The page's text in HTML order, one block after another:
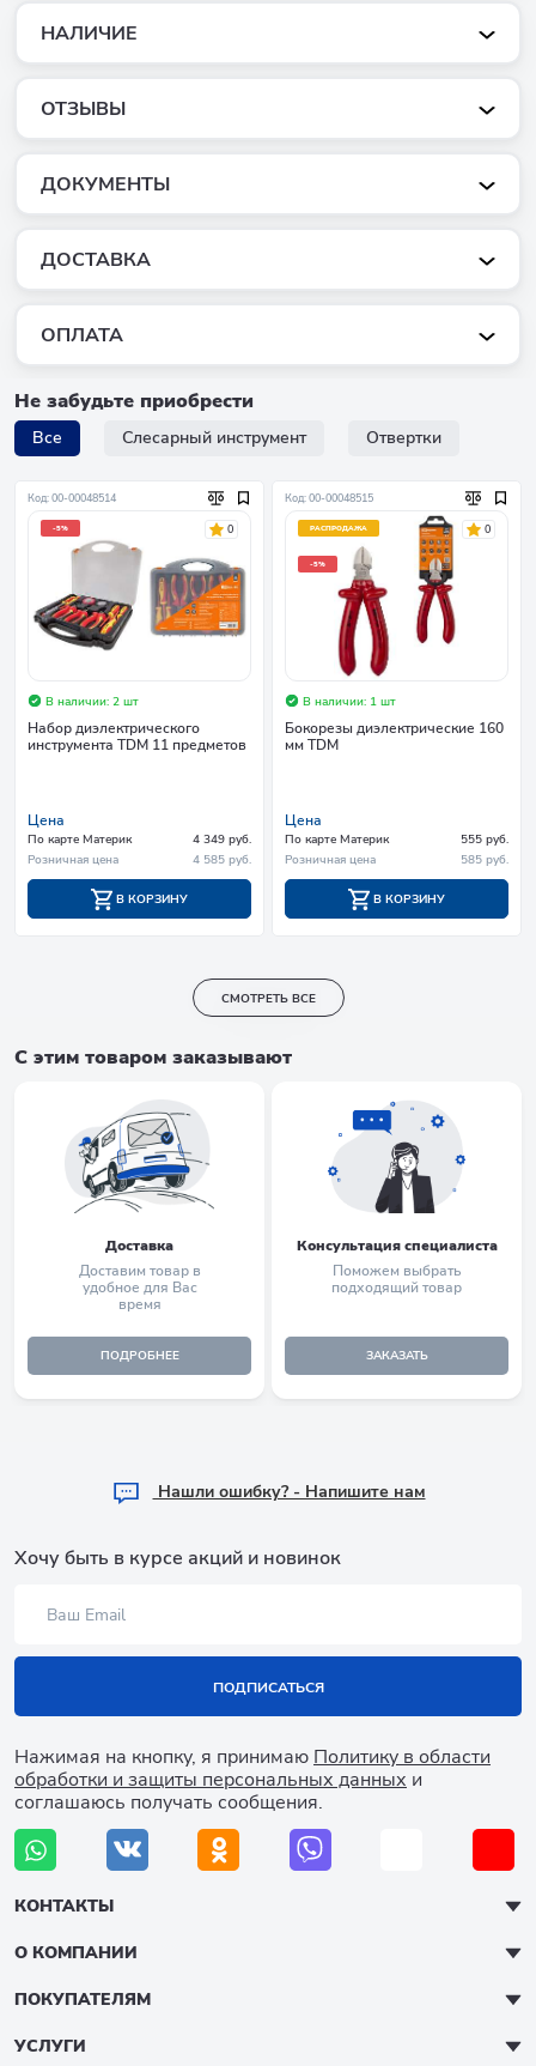
НАЛИЧИЕ
ОТЗЫВЫ
ДОКУМЕНТЫ
ДОСТАВКА
ОПЛАТА
Не забудьте приобрести
Все Слесарный инструмент Отвертки
Код: 00-00048514
-5% 0
В наличии: 2 шт
Набор диэлектрического
инструмента TDM 11 предметов
Цена
По карте Материк
4 349 руб.
Розничная цена
4 585 руб.
В КОРЗИНУ
Код: 00-00048515
РАСПРОДАЖА
-5%
0
В наличии: 1 шт
Бокорезы диэлектрические 160
мм TDM
Цена
По карте Материк
555 руб.
Розничная цена
585 руб.
В КОРЗИНУ
СМОТРЕТЬ ВСЕ
С этим товаром заказывают
Доставка
Доставим товар в
удобное для Вас
время
ПОДРОБНЕЕ
Консультация специалиста
Поможем выбрать
подходящий товар
ЗАКАЗАТЬ
Hашли ошибку? - Напишите нам
Хочу быть в курсе акций и новинок
ПОДПИСАТЬСЯ
Нажимая на кнопку, я принимаю Политику в области
обработки и защиты персональных данных и
соглашаюсь получать сообщения.
КОНТАКТЫ
О КОМПАНИИ
ПОКУПАТЕЛЯМ
УСЛУГИ